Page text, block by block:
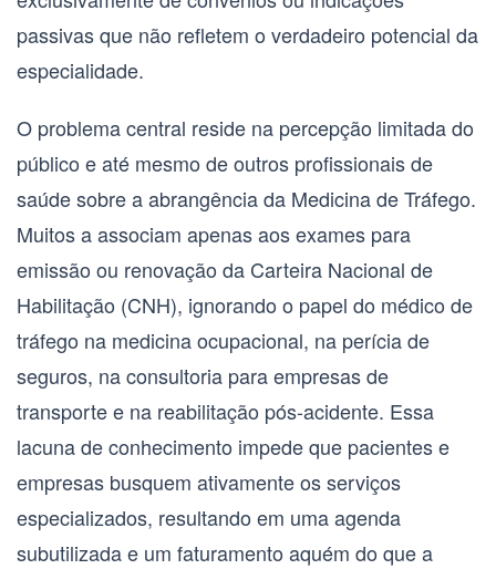
passivas que não refletem o verdadeiro potencial da
especialidade.
O problema central reside na percepção limitada do
público e até mesmo de outros profissionais de
saúde sobre a abrangência da Medicina de Tráfego.
Muitos a associam apenas aos exames para
emissão ou renovação da Carteira Nacional de
Habilitação (CNH), ignorando o papel do médico de
tráfego na medicina ocupacional, na perícia de
seguros, na consultoria para empresas de
transporte e na reabilitação pós-acidente. Essa
lacuna de conhecimento impede que pacientes e
empresas busquem ativamente os serviços
especializados, resultando em uma agenda
subutilizada e um faturamento aquém do que a